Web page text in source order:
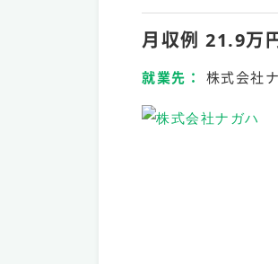
月収例 21.9万
就業先 株式会社